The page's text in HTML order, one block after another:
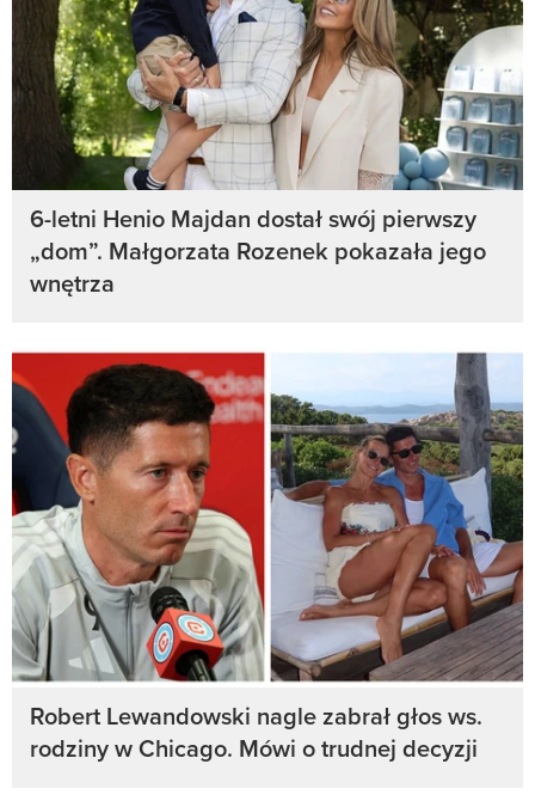
6-letni Henio Majdan dostał swój pierwszy
„dom”. Małgorzata Rozenek pokazała jego
wnętrza
Robert Lewandowski nagle zabrał głos ws.
rodziny w Chicago. Mówi o trudnej decyzji